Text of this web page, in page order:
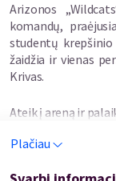
Arizonos
komandų,
studentų
žaidžia ir vienas
Krivas.
Ateik į areną ir
Plačiau